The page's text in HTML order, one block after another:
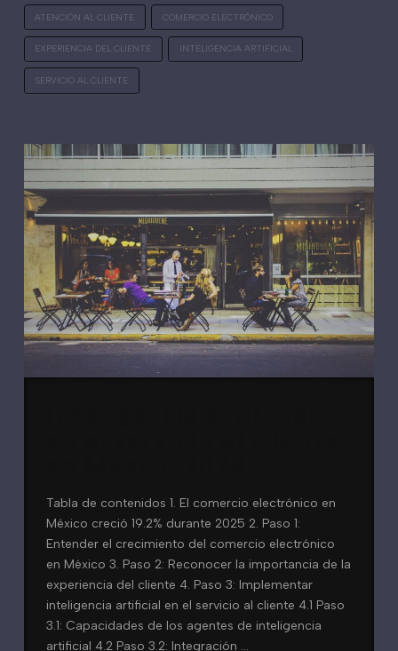
ATENCIÓN AL CLIENTE COMERCIO ELECTRÓNICO
EXPERIENCIA DEL CLIENTE INTELIGENCIA ARTIFICIAL
SERVICIO AL CLIENTE
Tabla de contenidos 1. El comercio electrónico en
México creció 19.2% durante 2025 2. Paso 1:
Entender el crecimiento del comercio electrónico
en México 3. Paso 2: Reconocer la importancia de la
experiencia del cliente 4. Paso 3: Implementar
inteligencia artificial en el servicio al cliente 4.1 Paso
3.1: Capacidades de los agentes de inteligencia
artificial 4.2 Paso 3.2: Integración …